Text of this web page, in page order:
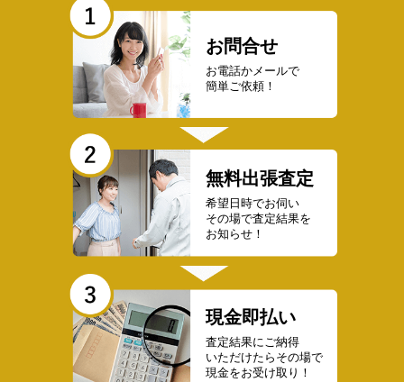
お問合せ
お電話かメールで
簡単ご依頼！
無料出張査定
希望日時でお伺い
その場で査定結果を
お知らせ！
現金即払い
査定結果にご納得
いただけたらその場で
現金をお受け取り！